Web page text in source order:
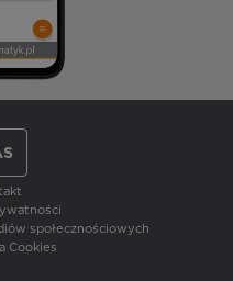
społecznościowych
Cookies